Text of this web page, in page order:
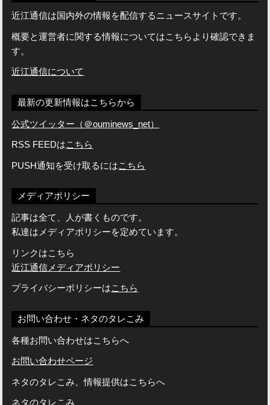
近江通信は国内外の情報を配信するニュースサイトです。
概要と運営者に関する情報についてはこちらより確認できま
す。
近江通信について
最新の更新情報はこちらから
公式ツイッター（＠ouminews_net）
RSS FEEDはこちら
PUSH通知を受け取るにはこちら
メディアポリシー
記事は全て、人が書くものです。
私達はメディアポリシーを定めています。
リンクはこちら
近江通信メディアポリシー
プライバシーポリシーはこちら
お問い合わせ・ネタのタレこみ
各種お問い合わせはこちらへ
お問い合わせページ
ネタのタレこみ、情報提供はこちらへ
ネタのタレこみ